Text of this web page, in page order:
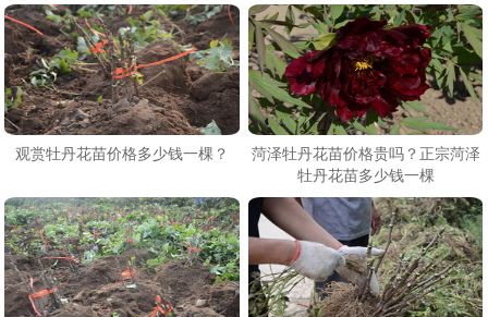
观赏牡丹花苗价格多少钱一棵？
菏泽牡丹花苗价格贵吗？正宗菏泽
牡丹花苗多少钱一棵